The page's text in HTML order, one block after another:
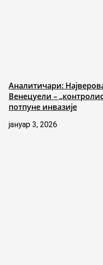
Аналитичари:
Венецуели –
потпуне инвазије
јануар 3, 2026